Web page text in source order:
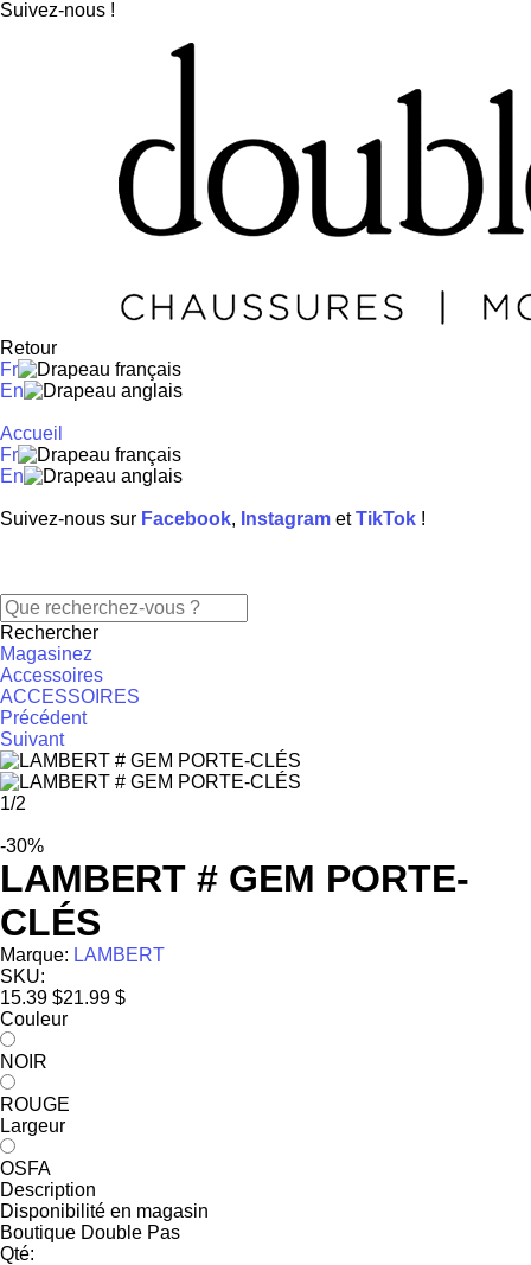
Suivez-nous !
Retour
Fr
En
Accueil
Fr
En
Suivez-nous sur Facebook, Instagram etTikTok !
Rechercher
Magasinez
Accessoires
ACCESSOIRES
Précédent
Suivant
1/2
-30%
LAMBERT # GEM PORTE-
CLÉS
Marque: LAMBERT
SKU:
15.39 $21.99 $
Couleur
NOIR
ROUGE
Largeur
OSFA
Description
Disponibilité en magasin
Boutique Double Pas
Qté: